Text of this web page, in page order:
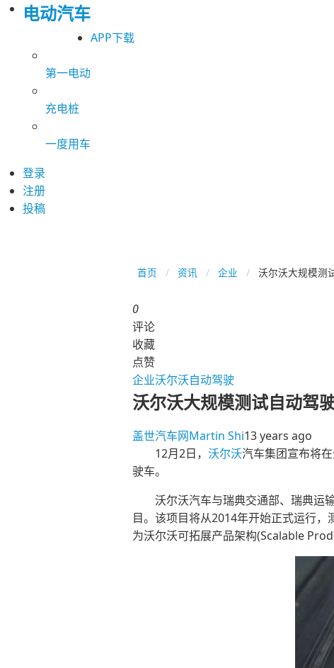
电动汽车
APP下载
第一电动
充电桩
一度用车
登录
注册
投稿
首页 资讯 企业 沃尔沃大规模测
0
评论
收藏
点赞
企业沃尔沃自动驾驶
沃尔沃大规模测试自动驾
盖世汽车网Martin Shi13 years ago
12月2日， 沃尔沃汽车集团宣布将
驶车。
沃尔沃汽车与瑞典交通部、瑞典运输
目。该项目将从2014年开始正式运行
为沃尔沃可拓展产品架构(Scalable